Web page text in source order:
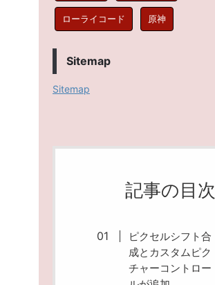
ローライコード 原神
Sitemap
Sitemap
記事の目次
ピクセルシフト合
成とカスタムピク
チャーコントロー